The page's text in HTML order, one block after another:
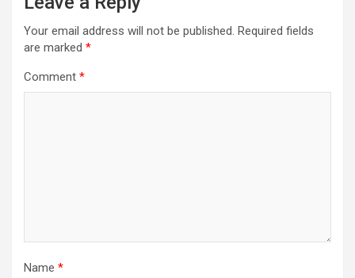
Your email address will not be published. Required fields
are marked *
Comment *
Name *